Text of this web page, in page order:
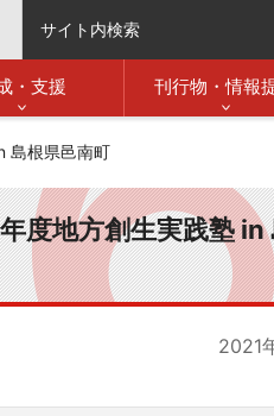
サイト内検索
・支援 刊行物・情報
島根県邑南町
度地方創生実践塾 in
2021